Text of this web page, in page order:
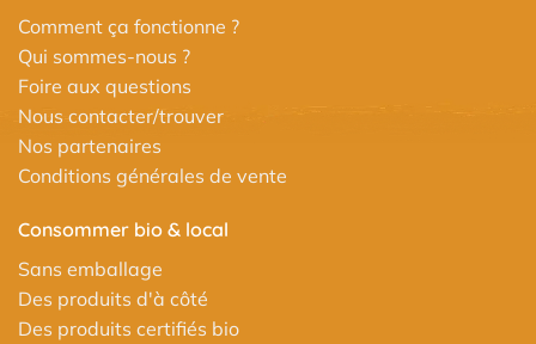
Comment ça fonctionne ?
Qui sommes-nous ?
Foire aux questions
Nous contacter/trouver
Nos partenaires
Conditions générales de vente
Consommer bio & local
Sans emballage
Des produits d'à côté
Des produits certifiés bio